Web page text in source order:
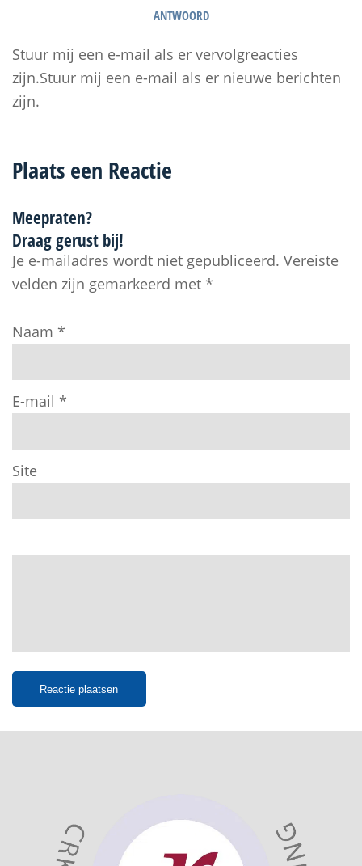
ANTWOORD
Stuur mij een e-mail als er vervolgreacties
zijn.Stuur mij een e-mail als er nieuwe berichten
zijn.
Plaats een Reactie
Meepraten?
Draag gerust bij!
Je e-mailadres wordt niet gepubliceerd. Vereiste
velden zijn gemarkeerd met *
Naam *
E-mail *
Site